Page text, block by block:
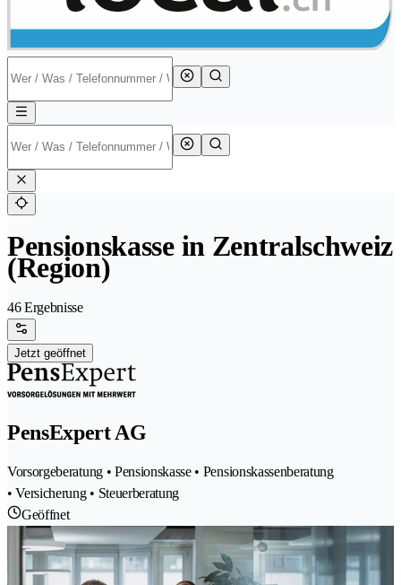
Pensionskasse in Zentralschweiz
(Region)
46 Ergebnisse
Jetzt geöffnet
PensExpert AG
Vorsorgeberatung • Pensionskasse • Pensionskassenberatung
• Versicherung • Steuerberatung
Geöffnet